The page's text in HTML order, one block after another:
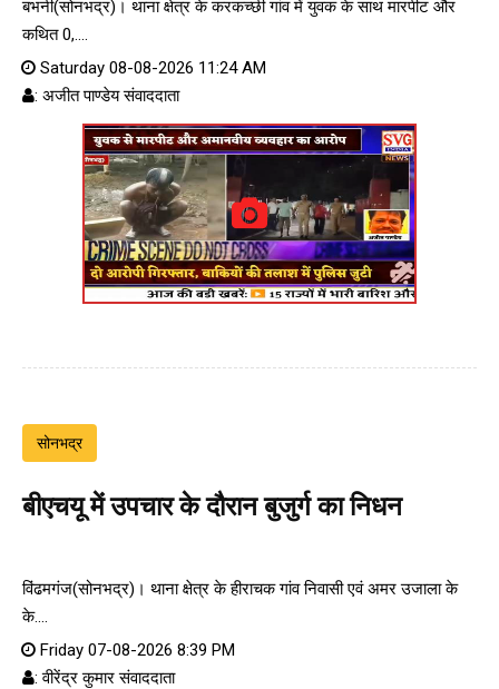
बभनी(सोनभद्र)। थाना क्षेत्र के करकच्छी गांव में युवक के साथ मारपीट और
कथित 0,....
Saturday 08-08-2026 11:24 AM
: अजीत पाण्डेय संवाददाता
सोनभद्र
बीएचयू में उपचार के दौरान बुजुर्ग का निधन
विंढमगंज(सोनभद्र)। थाना क्षेत्र के हीराचक गांव निवासी एवं अमर उजाला के
के....
Friday 07-08-2026 8:39 PM
: वीरेंद्र कुमार संवाददाता